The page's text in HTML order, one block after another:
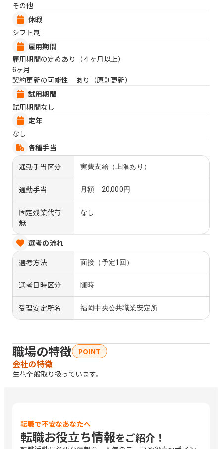
その他
休暇
シフト制
雇用期間
雇用期間の定めあり（４ヶ月以上）
6ヶ月
契約更新の可能性 あり（原則更新）
試用期間
試用期間なし
定年
なし
各種手当
通勤手当区分
実費支給（上限あり）
通勤手当 月額 20,000円
固定残業代有
無
なし
選考の流れ
選考方法
面接（予定1回）
選考日時区分 随時
受理安定所名 福岡中央公共職業安定所
職場の特徴 POINT
会社の特徴
生花全般取り扱っています。
転職で不安なあなたへ
転職お役立ち情報をご紹介！